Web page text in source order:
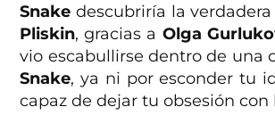
Snake descubriría la
Pliskin, gracias a Olga
vio escabullirse dentro de una
Snake, ya ni por esconder tu
capaz de dejar tu obsesión con